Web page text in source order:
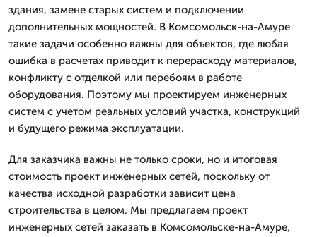
здания, замене старых систем и подключении
дополнительных мощностей. В Комсомольск-на-Амуре
такие задачи особенно важны для объектов, где любая
ошибка в расчетах приводит к перерасходу материалов,
конфликту с отделкой или перебоям в работе
оборудования. Поэтому мы проектируем инженерных
систем с учетом реальных условий участка, конструкций
и будущего режима эксплуатации.
Для заказчика важны не только сроки, но и итоговая
стоимость проект инженерных сетей, поскольку от
качества исходной разработки зависит цена
строительства в целом. Мы предлагаем проект
инженерных сетей заказать в Комсомольске-на-Амуре,